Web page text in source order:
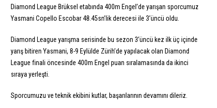
Diamond League Brüksel etabında 400m Engel’de yarışan sporcumuz
Yasmani Copello Escobar 48.45sn’lik derecesi ile 3’üncü oldu.
Diamond League yarışma serisinde bu sezon 3’üncü kez ilk üç içinde
yarış bitiren Yasmani, 8-9 Eylülde Zürih’de yapılacak olan Diamond
League finali öncesinde 400m Engel puan sıralamasında da ikinci
sıraya yerleşti.
Sporcumuzu ve teknik ekibini kutlar, başarılarının devamını dileriz.